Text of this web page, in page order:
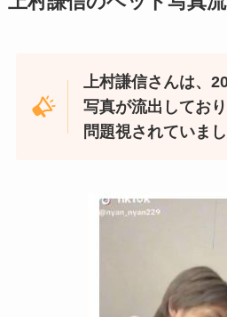
上村謙信さんは、
写真が流出してお
問題視されていまし